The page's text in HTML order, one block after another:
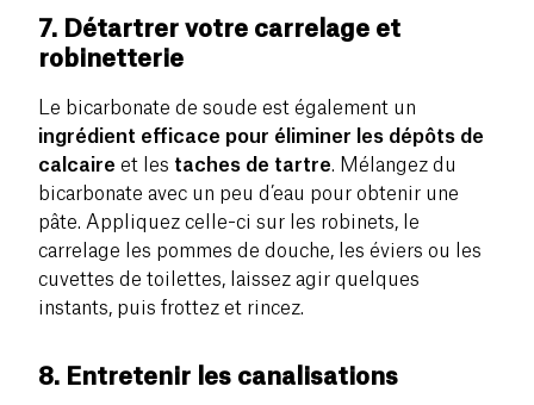
7. Détartrer votre carrelage et
robinetterie
Le bicarbonate de soude est également un
ingrédient efficace pour éliminer les dépôts de
calcaire et les taches de tartre. Mélangez du
bicarbonate avec un peu d’eau pour obtenir une
pâte. Appliquez celle-ci sur les robinets, le
carrelage les pommes de douche, les éviers ou les
cuvettes de toilettes, laissez agir quelques
instants, puis frottez et rincez.
8. Entretenir les canalisations